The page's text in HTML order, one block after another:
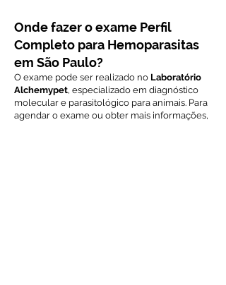
Onde fazer o exame Perfil
Completo para Hemoparasitas
em São Paulo?
O exame pode ser realizado no Laboratório
Alchemypet, especializado em diagnóstico
molecular e parasitológico para animais. Para
agendar o exame ou obter mais informações,